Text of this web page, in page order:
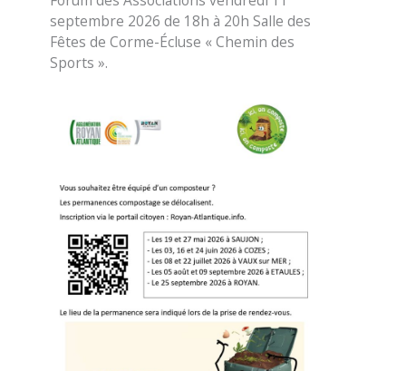
septembre 2026 de 18h à 20h Salle des
Fêtes de Corme-Écluse « Chemin des
Sports ».